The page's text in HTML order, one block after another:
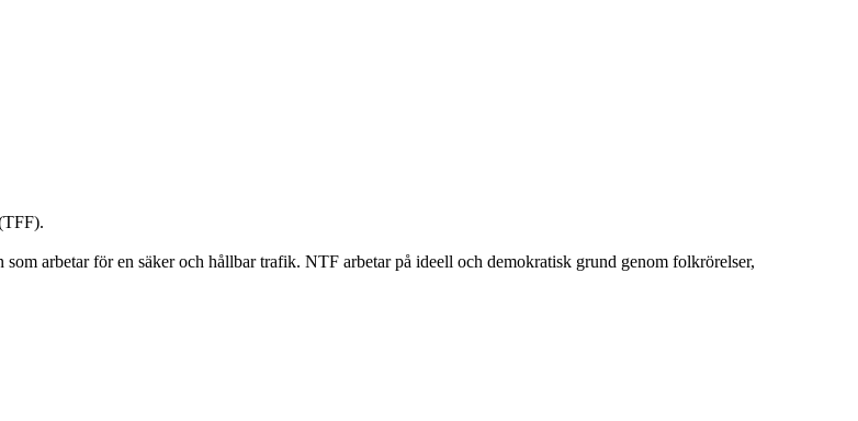
arbetar för en säker och hållbar trafik. NTF arbetar på ideell och demokratisk grund genom folkrörelser,